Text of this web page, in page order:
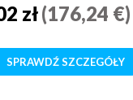
zł(176,24 €)
SPRAWDŹ SZCZEGÓŁY